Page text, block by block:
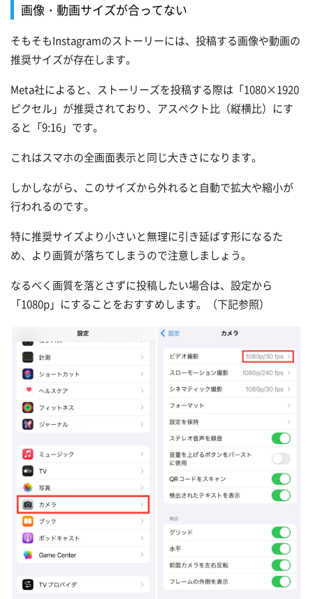
画像・動画サイズが合ってない
そもそもInstagramのストーリーには、投稿する画像や動画の
推奨サイズが存在します。
Meta社によると、ストーリーズを投稿する際は「1080×1920
ピクセル」が推奨されており、アスペクト比（縦横比）にす
ると「9:16」です。
これはスマホの全画面表示と同じ大きさになります。
しかしながら、このサイズから外れると自動で拡大や縮小が
行われるのです。
特に推奨サイズより小さいと無理に引き延ばす形になるた
め、より画質が落ちてしまうので注意しましょう。
なるべく画質を落とさずに投稿したい場合は、設定から
「1080p」にすることをおすすめします。（下記参照）